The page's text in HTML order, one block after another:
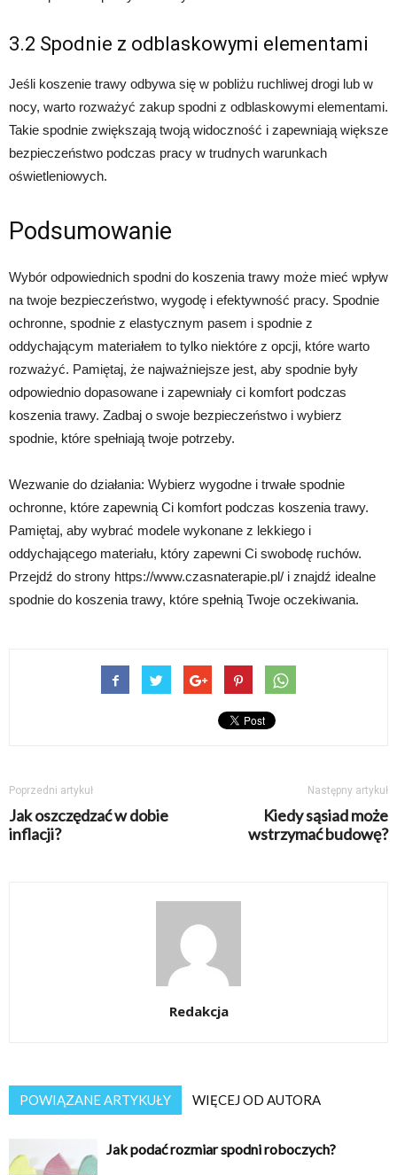
3.2 Spodnie z odblaskowymi elementami
Jeśli koszenie trawy odbywa się w pobliżu ruchliwej drogi lub w
nocy, warto rozważyć zakup spodni z odblaskowymi elementami.
Takie spodnie zwiększają twoją widoczność i zapewniają większe
bezpieczeństwo podczas pracy w trudnych warunkach
oświetleniowych.
Podsumowanie
Wybór odpowiednich spodni do koszenia trawy może mieć wpływ
na twoje bezpieczeństwo, wygodę i efektywność pracy. Spodnie
ochronne, spodnie z elastycznym pasem i spodnie z
oddychającym materiałem to tylko niektóre z opcji, które warto
rozważyć. Pamiętaj, że najważniejsze jest, aby spodnie były
odpowiednio dopasowane i zapewniały ci komfort podczas
koszenia trawy. Zadbaj o swoje bezpieczeństwo i wybierz
spodnie, które spełniają twoje potrzeby.
Wezwanie do działania: Wybierz wygodne i trwałe spodnie
ochronne, które zapewnią Ci komfort podczas koszenia trawy.
Pamiętaj, aby wybrać modele wykonane z lekkiego i
oddychającego materiału, który zapewni Ci swobodę ruchów.
Przejdź do strony https://www.czasnaterapie.pl/ i znajdź idealne
spodnie do koszenia trawy, które spełnią Twoje oczekiwania.
Poprzedni artykuł
Jak oszczędzać w dobie
inflacji?
Następny artykuł
Kiedy sąsiad może
wstrzymać budowę?
Redakcja
POWIĄZANE ARTYKUŁY WIĘCEJ OD AUTORA
Jak podać rozmiar spodni roboczych?